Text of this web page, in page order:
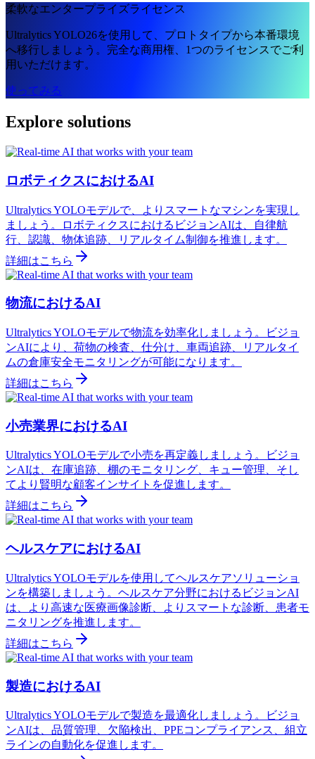
柔軟なエンタープライズライセンス
Ultralytics YOLO26を使用して、プロトタイプから本番環境
へ移行しましょう。完全な商用権、1つのライセンスでご利
用いただけます。
使ってみる
Explore solutions
ロボティクスにおけるAI
Ultralytics YOLOモデルで、よりスマートなマシンを実現し
ましょう。ロボティクスにおけるビジョンAIは、自律航
行、認識、物体追跡、リアルタイム制御を推進します。
詳細はこちら
物流におけるAI
Ultralytics YOLOモデルで物流を効率化しましょう。ビジョ
ンAIにより、荷物の検査、仕分け、車両追跡、リアルタイ
ムの倉庫安全モニタリングが可能になります。
詳細はこちら
小売業界におけるAI
Ultralytics YOLOモデルで小売を再定義しましょう。ビジョ
ンAIは、在庫追跡、棚のモニタリング、キュー管理、そし
てより賢明な顧客インサイトを促進します。
詳細はこちら
ヘルスケアにおけるAI
Ultralytics YOLOモデルを使用してヘルスケアソリューショ
ンを構築しましょう。ヘルスケア分野におけるビジョンAI
は、より高速な医療画像診断、よりスマートな診断、患者モ
ニタリングを推進します。
詳細はこちら
製造におけるAI
Ultralytics YOLOモデルで製造を最適化しましょう。ビジョ
ンAIは、品質管理、欠陥検出、PPEコンプライアンス、組立
ラインの自動化を促進します。